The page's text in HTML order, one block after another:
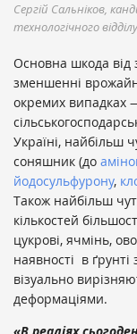
Сергій Сальніков,
технологічного
Основна шкода від
зменшенні
окремих випадках —
Україні, найбільш
соняшник (до
йодосульфурону,
Також найбільш
кількостей
цукрові, ячмінь,
наявності в ґрунті
візуально
деформаціями.